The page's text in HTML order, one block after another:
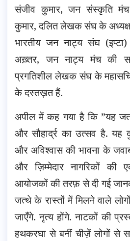
संजीव कुमार, जन संस्कृति
कुमार, दलित लेखक संघ के अध्यक्ष
भारतीय जन नाट्य संघ
अख़्तर, जन नाट्य मंच की
प्रगतिशील लेखक संघ के
के दस्तख़त हैं.
अपील में कह गया है कि ”यह
और सौहार्द्र का उत्सव है. यह
और अविश्वास की भावना के
और ज़िम्मेदार नागरिकों
आयोजकों की तरफ़ से दी गई
जत्थे के रास्तों में मिलने वाले
जाएँगे. नृत्य होंगे. नाटकों की
हथकरघा से बनीं चीज़ें लोगों से